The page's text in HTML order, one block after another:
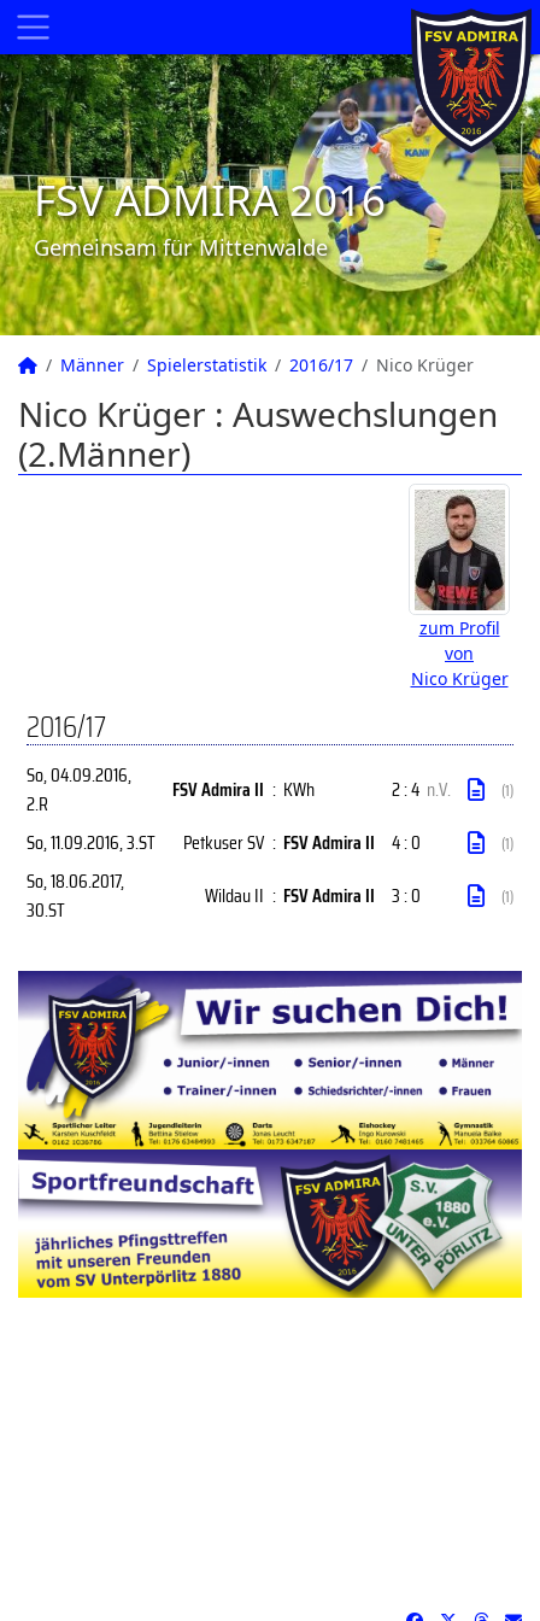
FSV ADMIRA 2016
Gemeinsam für Mittenwalde
Männer Spielerstatistik 2016/17 Nico Krüger
Nico Krüger : Auswechslungen
(2.Männer)
zum Profil
von
Nico Krüger
2016/17
So, 04.09.2016,
2.R
FSV Admira II : KWh 2 : 4 n.V. (1)
So, 11.09.2016, 3.ST Petkuser SV : FSV Admira II 4 : 0 (1)
So, 18.06.2017,
30.ST
Wildau II : FSV Admira II 3 : 0 (1)